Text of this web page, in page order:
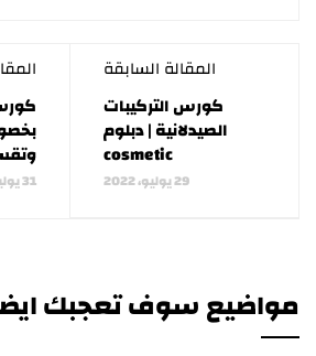
المقالة السابقة
كورس التركيبات
الصيدلانية | دبلوم
cosmetic
29 يوليو، 2022 31 يوليو، 2022
مواضيع سوف تعجبك